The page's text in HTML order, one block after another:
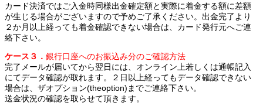
カード決済ではご入金時同様出金確定額と実際に着金する額に差額
が生じる場合がございますので予めご了承ください。出金完了より
２か月以上経っても着金確認できない場合は、カード発行元へご連
絡下さい。
ケース３． 銀行口座へのお振込み分のご確認方法
完了メールが届いてから翌日には、オンライン上若しくは通帳記入
にてデータ確認が取れます。２日以上経ってもデータ確認できない
場合は、ザオプション(theoption)までご連絡下さい。
送金状況の確認を取らせて頂きます。